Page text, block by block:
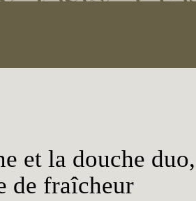
et la douche duo,
de fraîcheur